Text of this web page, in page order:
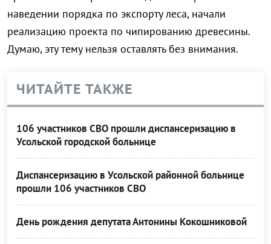
наведении порядка по экспорту леса, начали
реализацию проекта по чипированию древесины.
Думаю, эту тему нельзя оставлять без внимания.
ЧИТАЙТЕ ТАКЖЕ
106 участников СВО прошли диспансеризацию в
Усольской городской больнице
Диспансеризацию в Усольской районной больнице
прошли 106 участников СВО
День рождения депутата Антонины Кокошниковой